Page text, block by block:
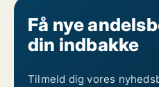
Få nye
din indbakke
Tilmeld dig vores